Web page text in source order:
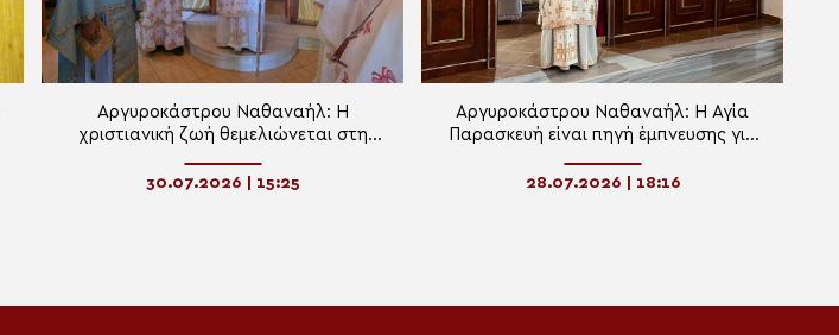
Αργυροκάστρου Ναθαναήλ: Η
χριστιανική ζωή θεμελιώνεται στη
Εκκλησίας
30.07.2026 | 15:25
Αργυροκάστρου Ναθαναήλ: Η Αγία
Παρασκευή είναι πηγή έμπνευσης για
28.07.2026 | 18:16